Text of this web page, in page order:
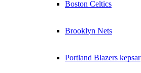
Boston Celtics
Brooklyn Nets
Portland Blazers kepsar